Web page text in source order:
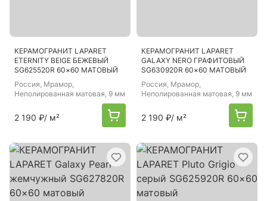
КЕРАМОГРАНИТ LAPARET
ETERNITY BEIGE БЕЖЕВЫЙ
SG625520R 60×60 МАТОВЫЙ
Россия, Мрамор,
Неполированная матовая, 9 мм
2 190 ₽/ м²
КЕРАМОГРАНИТ LAPARET
GALAXY NERO ГРАФИТОВЫЙ
SG630920R 60×60 МАТОВЫЙ
Россия, Мрамор,
Неполированная матовая, 9 мм
2 190 ₽/ м²